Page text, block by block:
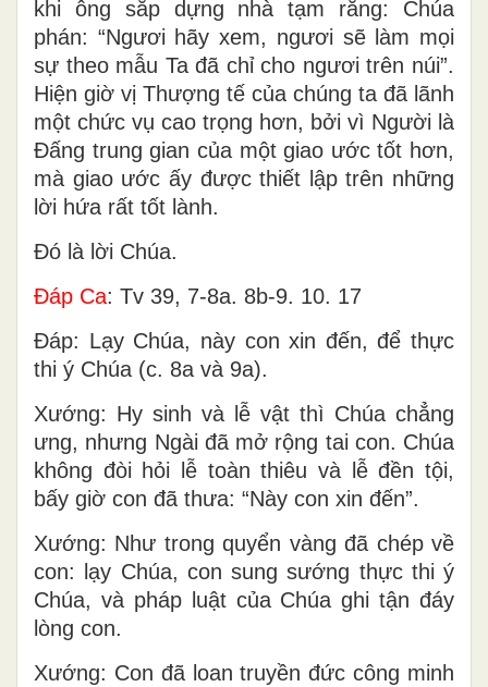
khi ông sắp dựng nhà tạm rằng: Chúa
phán: “Ngươi hãy xem, ngươi sẽ làm mọi
sự theo mẫu Ta đã chỉ cho ngươi trên núi”.
Hiện giờ vị Thượng tế của chúng ta đã lãnh
một chức vụ cao trọng hơn, bởi vì Người là
Ðấng trung gian của một giao ước tốt hơn,
mà giao ước ấy được thiết lập trên những
lời hứa rất tốt lành.
Ðó là lời Chúa.
Ðáp Ca: Tv 39, 7-8a. 8b-9. 10. 17
Ðáp: Lạy Chúa, này con xin đến, để thực
thi ý Chúa (c. 8a và 9a).
Xướng: Hy sinh và lễ vật thì Chúa chẳng
ưng, nhưng Ngài đã mở rộng tai con. Chúa
không đòi hỏi lễ toàn thiêu và lễ đền tội,
bấy giờ con đã thưa: “Này con xin đến”.
Xướng: Như trong quyển vàng đã chép về
con: lạy Chúa, con sung sướng thực thi ý
Chúa, và pháp luật của Chúa ghi tận đáy
lòng con.
Xướng: Con đã loan truyền đức công minh